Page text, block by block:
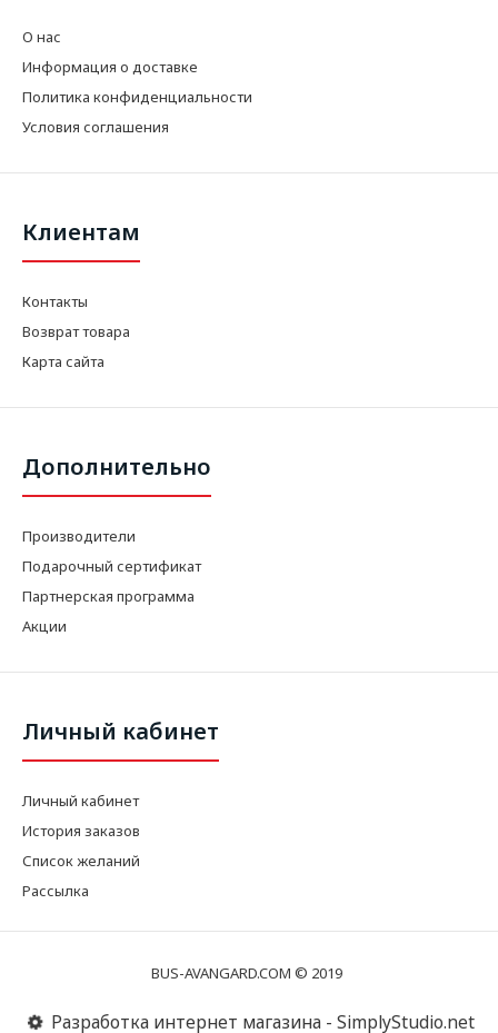
О нас
Информация о доставке
Политика конфиденциальности
Условия соглашения
Клиентам
Контакты
Возврат товара
Карта сайта
Дополнительно
Производители
Подарочный сертификат
Партнерская программа
Акции
Личный кабинет
Личный кабинет
История заказов
Список желаний
Рассылка
BUS-AVANGARD.COM © 2019
Разработка интернет магазина - SimplyStudio.net